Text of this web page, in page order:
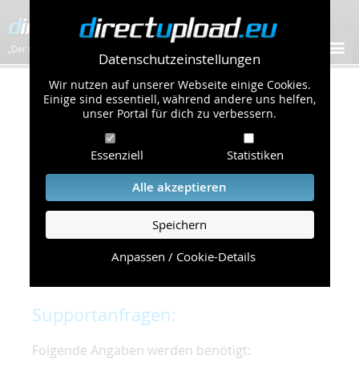
Datenschutzeinstellungen
Wir nutzen auf unserer Webseite einige Cookies.
Einige sind essentiell, während andere uns helfen,
unser Portal für dich zu verbessern.
Essenziell Statistiken
Alle akzeptieren
Speichern
Anpassen / Cookie-Details
„Der schnellste Bilder-Hoster im Web!”
Kontakt & Support
Um eine schnelle und unkomplizierte
Bearbeitung Ihres Problems zu gewährleisten,
bitten wir Sie,
folgende Punkte zu beachten und einzuhalten.
Die schnellste Hilfe finden Sie auf unserer
Seite, die die häufig gestellten Fragen
Supportanfragen:
Folgende Angaben werden benötigt: